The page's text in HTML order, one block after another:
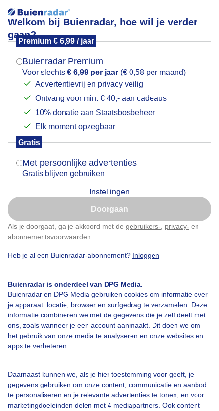
Welkom bij Buienradar, hoe wil je verder
gaan?
Premium € 6,99 / jaar
Buienradar Premium
Voor slechts € 6,99 per jaar (€ 0,58 per maand)
Advertentievrij en privacy veilig
Ontvang voor min. € 40,- aan cadeaus
10% donatie aan Staatsbosbeheer
Elk moment opzegbaar
Gratis
Met persoonlijke advertenties
Gratis blijven gebruiken
Instellingen
Doorgaan
Als je doorgaat, ga je akkoord met de gebruikers- privacy- en
abonnementsvoorwaarden
Heb je al een Buienradar-abonnement? Inloggen
Buienradar is onderdeel van DPG Media.
Buienradar en DPG Media gebruiken cookies om informatie over
je apparaat, locatie, browser en surfgedrag te verzamelen. Deze
informatie combineren we met de gegevens die je zelf deelt met
ons, zoals wanneer je een account aanmaakt. Dit doen we om
het gebruik van onze media te analyseren en onze websites en
apps te verbeteren.
Daarnaast kunnen we, als je hier toestemming voor geeft, je
gegevens gebruiken om onze content, communicatie en aanbod
te personaliseren en je relevante advertenties te tonen, en voor
marketingdoeleinden delen met 4 mediapartners. Ook content
Een vuurvlinder warmt zich op
Door: Jan Horde Gemaakt: 09-05-2026, 8x bekeken
Bekijk slideshow
Een moment geduld aub...
Mogen we je locatie gebruiken voor het
Indien je hier nog geen akkoord op hebt gegeven,
verschijnt er zo een pop-up uit je browser waarin
Is goed, toon de popup
Nu niet, misschien later
Klik hierom dit aan te passen